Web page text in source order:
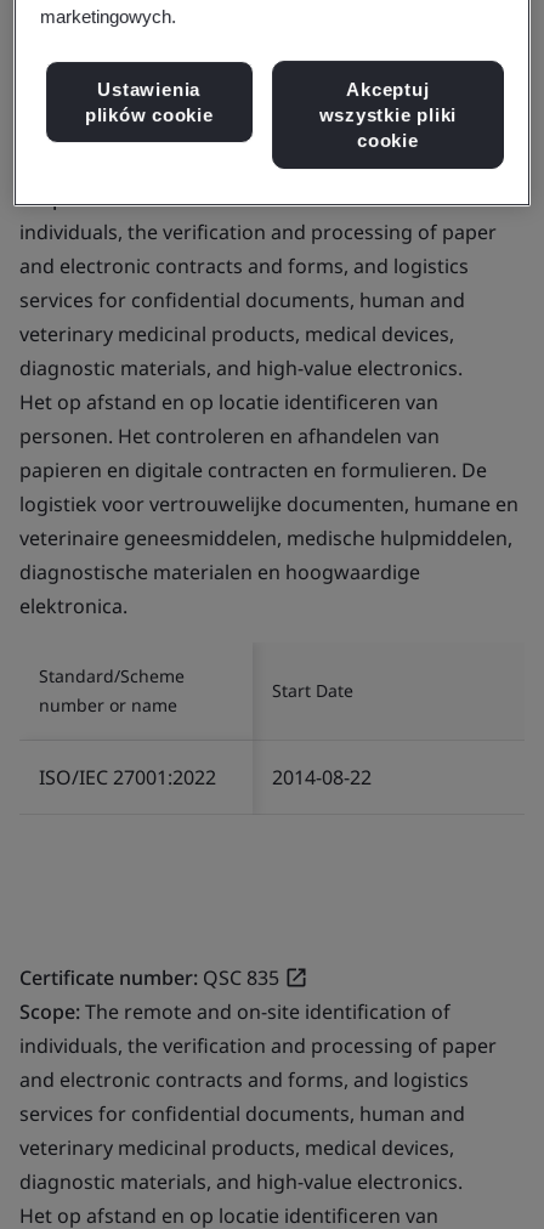
3454 PT
The Netherlands
Scope:The remote and on-site identification of
individuals, the verification and processing of paper
and electronic contracts and forms, and logistics
services for confidential documents, human and
veterinary medicinal products, medical devices,
diagnostic materials, and high-value electronics.
Het op afstand en op locatie identificeren van
personen. Het controleren en afhandelen van
papieren en digitale contracten en formulieren. De
logistiek voor vertrouwelijke documenten, humane en
veterinaire geneesmiddelen, medische hulpmiddelen,
diagnostische materialen en hoogwaardige
elektronica.
Standard/Scheme
number or name
Start Date
ISO/IEC 27001:2022 2014-08-22
Certificate number: QSC 835
Scope:The remote and on-site identification of
individuals, the verification and processing of paper
and electronic contracts and forms, and logistics
services for confidential documents, human and
veterinary medicinal products, medical devices,
diagnostic materials, and high-value electronics.
Het op afstand en op locatie identificeren van
marketingowych.
Ustawienia
plików cookie
Akceptuj
wszystkie pliki
cookie